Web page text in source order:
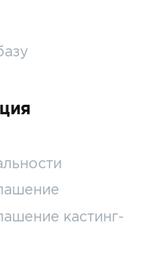
кастинг-